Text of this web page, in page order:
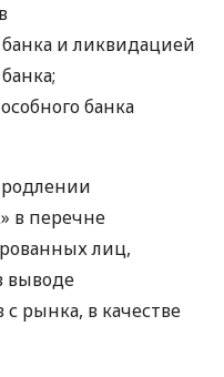
и ликвидацией
банка
в перечне
лиц,
выводе
рынка, в качестве